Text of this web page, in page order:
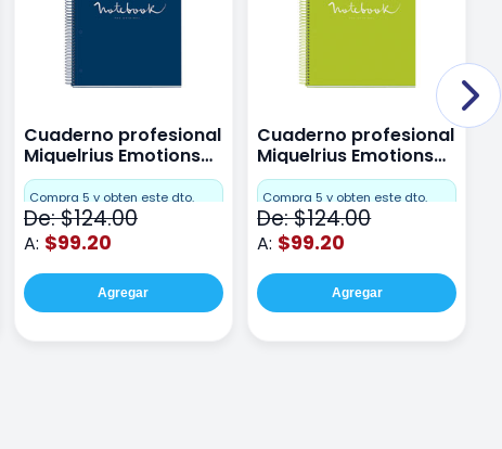
Cuaderno profesional
Miquelrius Emotions
Dots 80 hojas
Compra 5 y obten este dto.
De: $124.00
A: $99.20
Agregar
Cuaderno profesional
Miquelrius Emotions
Dots 80 hojas Lima
Compra 5 y obten este dto.
De: $124.00
A: $99.20
Agregar